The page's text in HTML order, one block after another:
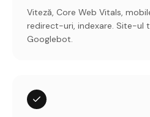
Viteză, Core Web Vitals,
redirect-uri, indexare. Site-ul
Googlebot.